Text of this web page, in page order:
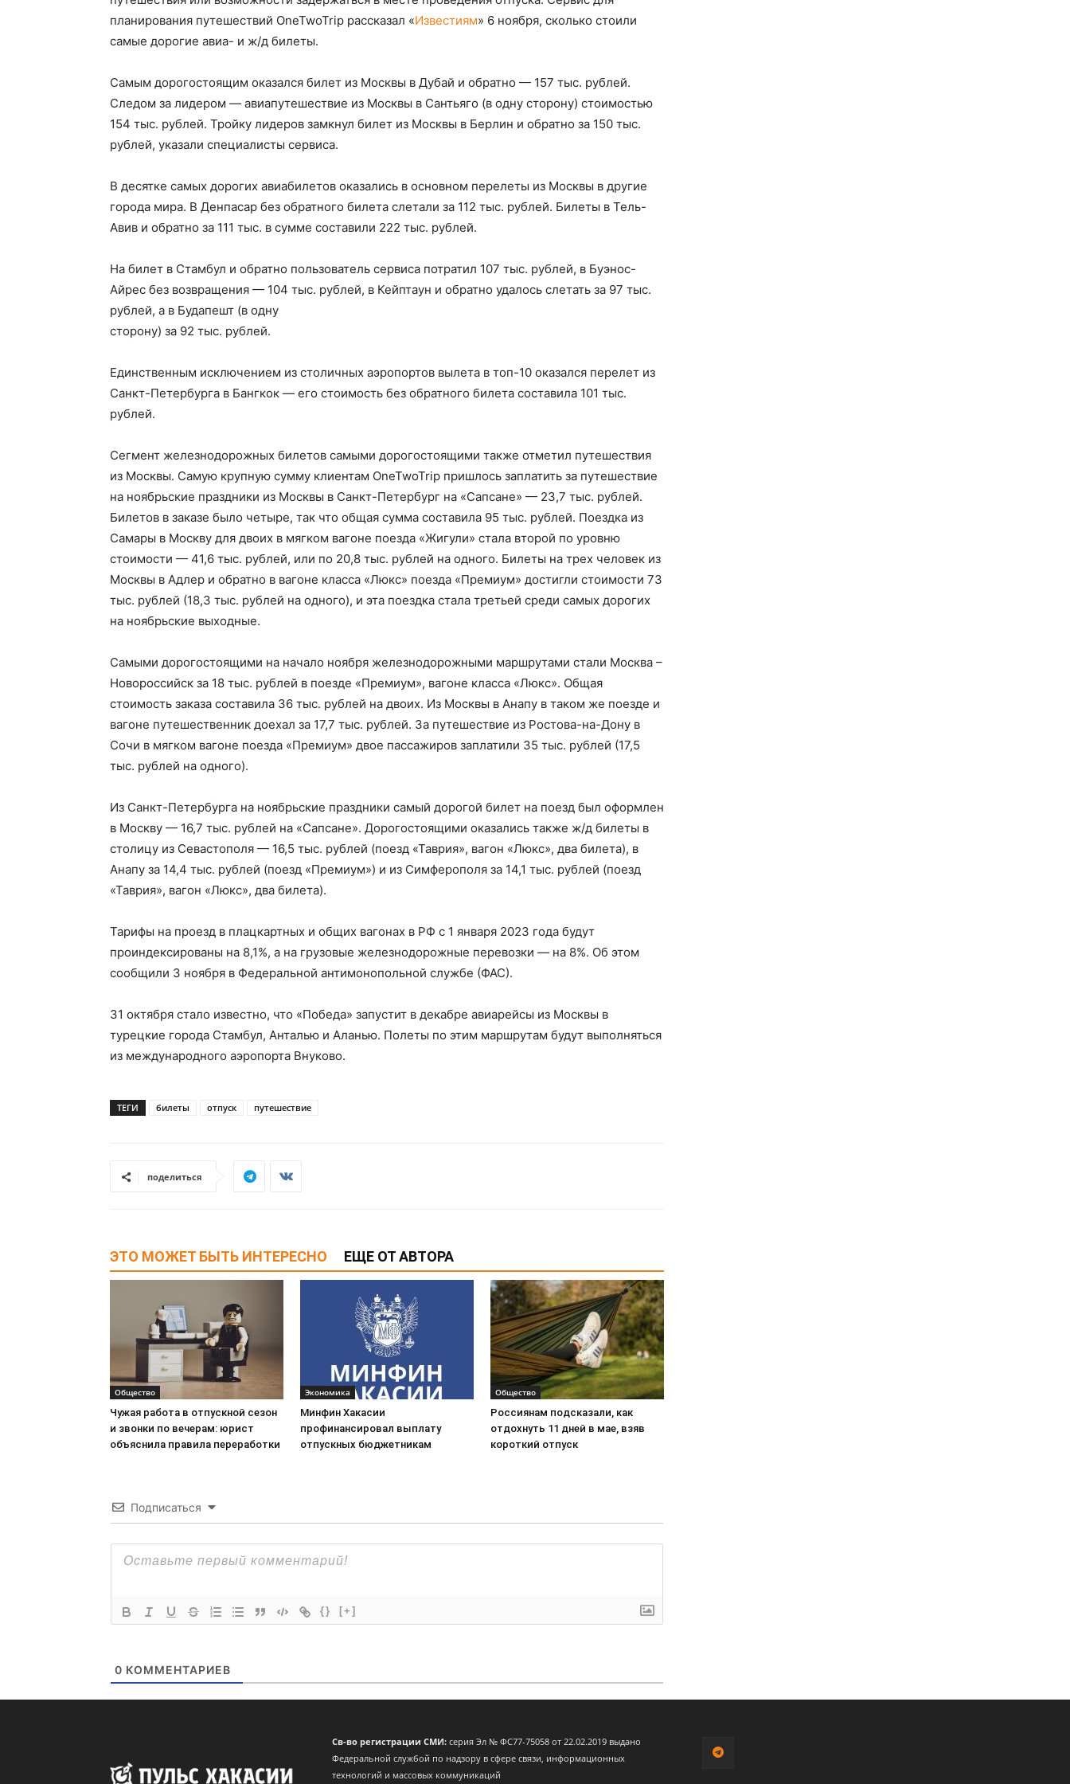
планирования путешествий OneTwoTrip рассказал «Известиям» 6 ноября, сколько стоили
самые дорогие авиа- и ж/д билеты.
Самым дорогостоящим оказался билет из Москвы в Дубай и обратно — 157 тыс. рублей.
Следом за лидером — авиапутешествие из Москвы в Сантьяго (в одну сторону) стоимостью
154 тыс. рублей. Тройку лидеров замкнул билет из Москвы в Берлин и обратно за 150 тыс.
рублей, указали специалисты сервиса.
В десятке самых дорогих авиабилетов оказались в основном перелеты из Москвы в другие
города мира. В Денпасар без обратного билета слетали за 112 тыс. рублей. Билеты в Тель-
Авив и обратно за 111 тыс. в сумме составили 222 тыс. рублей.
На билет в Стамбул и обратно пользователь сервиса потратил 107 тыс. рублей, в Буэнос-
Айрес без возвращения — 104 тыс. рублей, в Кейптаун и обратно удалось слетать за 97 тыс.
рублей, а в Будапешт (в одну
сторону) за 92 тыс. рублей.
Единственным исключением из столичных аэропортов вылета в топ-10 оказался перелет из
Санкт-Петербурга в Бангкок — его стоимость без обратного билета составила 101 тыс.
рублей.
Сегмент железнодорожных билетов самыми дорогостоящими также отметил путешествия
из Москвы. Самую крупную сумму клиентам OneTwoTrip пришлось заплатить за путешествие
на ноябрьские праздники из Москвы в Санкт-Петербург на «Сапсане» — 23,7 тыс. рублей.
Билетов в заказе было четыре, так что общая сумма составила 95 тыс. рублей. Поездка из
Самары в Москву для двоих в мягком вагоне поезда «Жигули» стала второй по уровню
стоимости — 41,6 тыс. рублей, или по 20,8 тыс. рублей на одного. Билеты на трех человек из
Москвы в Адлер и обратно в вагоне класса «Люкс» поезда «Премиум» достигли стоимости 73
тыс. рублей (18,3 тыс. рублей на одного), и эта поездка стала третьей среди самых дорогих
на ноябрьские выходные.
Самыми дорогостоящими на начало ноября железнодорожными маршрутами стали Москва –
Новороссийск за 18 тыс. рублей в поезде «Премиум», вагоне класса «Люкс». Общая
стоимость заказа составила 36 тыс. рублей на двоих. Из Москвы в Анапу в таком же поезде и
вагоне путешественник доехал за 17,7 тыс. рублей. За путешествие из Ростова-на-Дону в
Сочи в мягком вагоне поезда «Премиум» двое пассажиров заплатили 35 тыс. рублей (17,5
тыс. рублей на одного).
Из Санкт-Петербурга на ноябрьские праздники самый дорогой билет на поезд был оформлен
в Москву — 16,7 тыс. рублей на «Сапсане». Дорогостоящими оказались также ж/д билеты в
столицу из Севастополя — 16,5 тыс. рублей (поезд «Таврия», вагон «Люкс», два билета), в
Анапу за 14,4 тыс. рублей (поезд «Премиум») и из Симферополя за 14,1 тыс. рублей (поезд
«Таврия», вагон «Люкс», два билета).
Тарифы на проезд в плацкартных и общих вагонах в РФ с 1 января 2023 года будут
проиндексированы на 8,1%, а на грузовые железнодорожные перевозки — на 8%. Об этом
сообщили 3 ноября в Федеральной антимонопольной службе (ФАС).
31 октября стало известно, что «Победа» запустит в декабре авиарейсы из Москвы в
турецкие города Стамбул, Анталью и Аланью. Полеты по этим маршрутам будут выполняться
из международного аэропорта Внуково.
ТЕГИ билеты отпуск путешествие
поделиться
ЭТО МОЖЕТ БЫТЬ ИНТЕРЕСНО ЕЩЕ ОТ АВТОРА
Общество
Чужая работа в отпускной сезон
и звонки по вечерам: юрист
объяснила правила переработки
Экономика
Минфин Хакасии
профинансировал выплату
отпускных бюджетникам
Общество
Россиянам подсказали, как
отдохнуть 11 дней в мае, взяв
короткий отпуск
Подписаться
{} [+]
0 КОММЕНТАРИЕВ
Св-во регистрации СМИ: серия Эл № ФС77-75058 от 22.02.2019 выдано
Федеральной службой по надзору в сфере связи, информационных
технологий и массовых коммуникаций